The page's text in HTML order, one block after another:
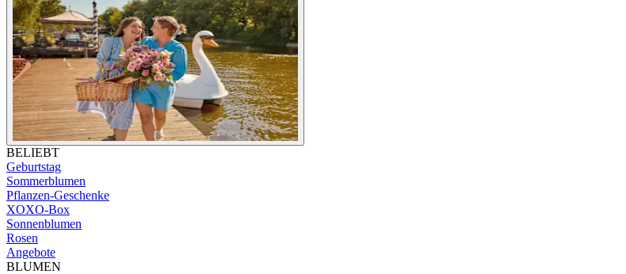
BELIEBT
Geburtstag
Sommerblumen
Pflanzen-Geschenke
XOXO-Box
Sonnenblumen
Rosen
Angebote
BLUMEN